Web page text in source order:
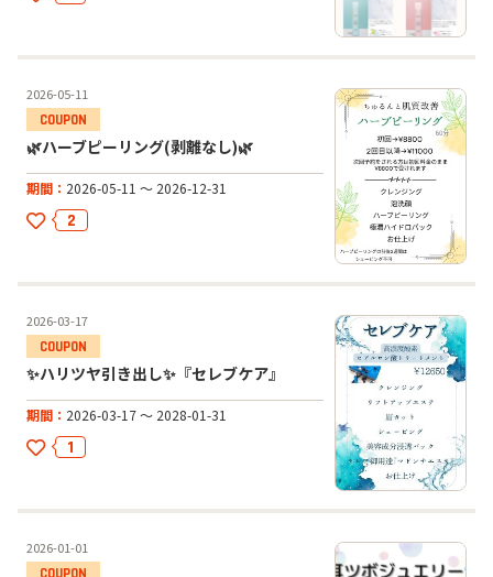
2026-05-11
🌿ハーブピーリング(剥離なし)🌿
期間 2026-05-11 ～ 2026-12-31
2
2026-03-17
✨ハリツヤ引き出し✨『セレブケア』
期間 2026-03-17 ～ 2028-01-31
1
2026-01-01